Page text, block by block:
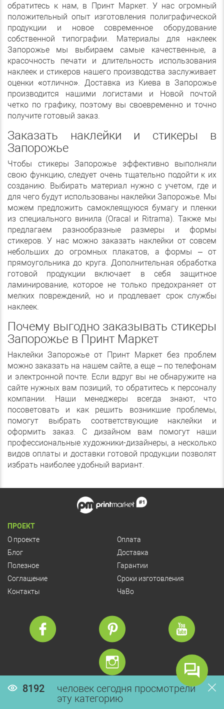
обратитесь к нам, в Принт Маркет. У нас огромный
положительный опыт изготовления полиграфической
продукции и новое современное оборудование
собственной типографии. Материалы для наклеек
Запорожье мы выбираем самые качественные, а
красочность печати и длительность использования
наклеек и стикеров нашего производства заслуживает
оценки «отлично». Доставка из Киева в Запорожье
производится нашими логистами и Новой почтой
четко по графику, поэтому вы своевременно и точно
получите готовый заказ.
Заказать наклейки и стикеры в
Запорожье
Чтобы стикеры Запорожье эффективно выполняли
свою функцию, следует очень тщательно подойти к их
созданию. Выбирать материал нужно с учетом, где и
для чего будут использованы наклейки Запорожье. Мы
можем предложить самоклеящуюся бумагу и пленки
из специального винила (Oracal и Ritrama). Также мы
предлагаем разнообразные размеры и формы
стикеров. У нас можно заказать наклейки от совсем
небольших до огромных плакатов, а формы – от
прямоугольника до круга. Дополнительная обработка
готовой продукции включает в себя защитное
ламинирование, которое не только предохраняет от
мелких повреждений, но и продлевает срок службы
наклеек.
Почему выгодно заказывать стикеры
Запорожье в Принт Маркет
Наклейки Запорожье от Принт Маркет без проблем
можно заказать на нашем сайте, а еще – по телефонам
и электронной почте. Если вдруг вы не обнаружите на
сайте нужных вам позиций, то обратитесь к персоналу
компании. Наши менеджеры всегда знают, что
посоветовать и как решить возникшие проблемы,
помогут выбрать соответствующие наклейки и
оформить заказ. С дизайном вам помогут наши
профессиональные художники-дизайнеры, а несколько
видов оплаты и доставки готовой продукции позволят
избрать наиболее удобный вариант.
8192
человек сегодня просмотрели
эту категорию
ПРОЕКТ
О проекте
Блог
Полезное
Соглашение
Контакты
Оплата
Доставка
Гарантии
Сроки изготовления
ЧаВо
© Copyright 2026 PrintMarket
Разработка сайта: